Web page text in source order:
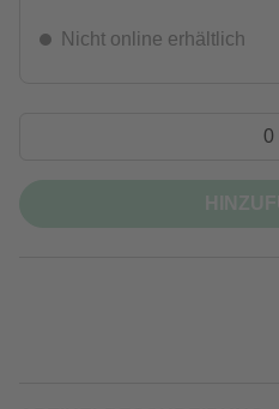
Nicht online erhältlich